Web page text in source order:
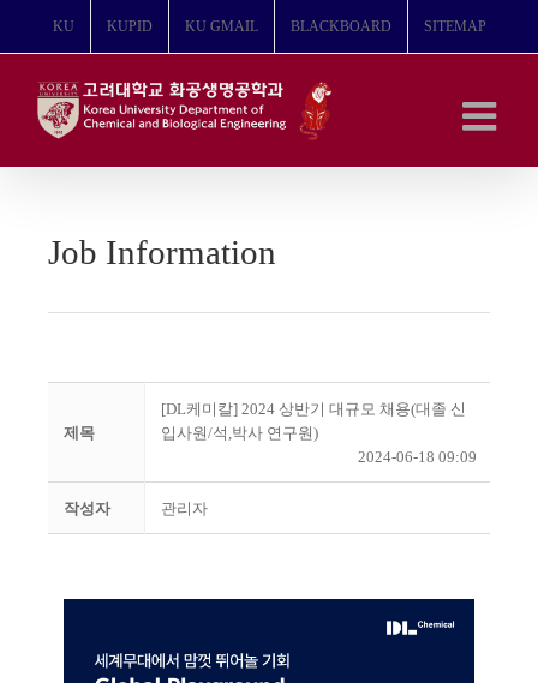
뛰
KU KUPID KU GMAIL BLACKBOARD SITEMAP
Job Information
제목
[DL케미칼] 2024 상반기 대규모 채용(대졸 신
입사원/석,박사 연구원)
2024-06-18 09:09
작성자 관리자